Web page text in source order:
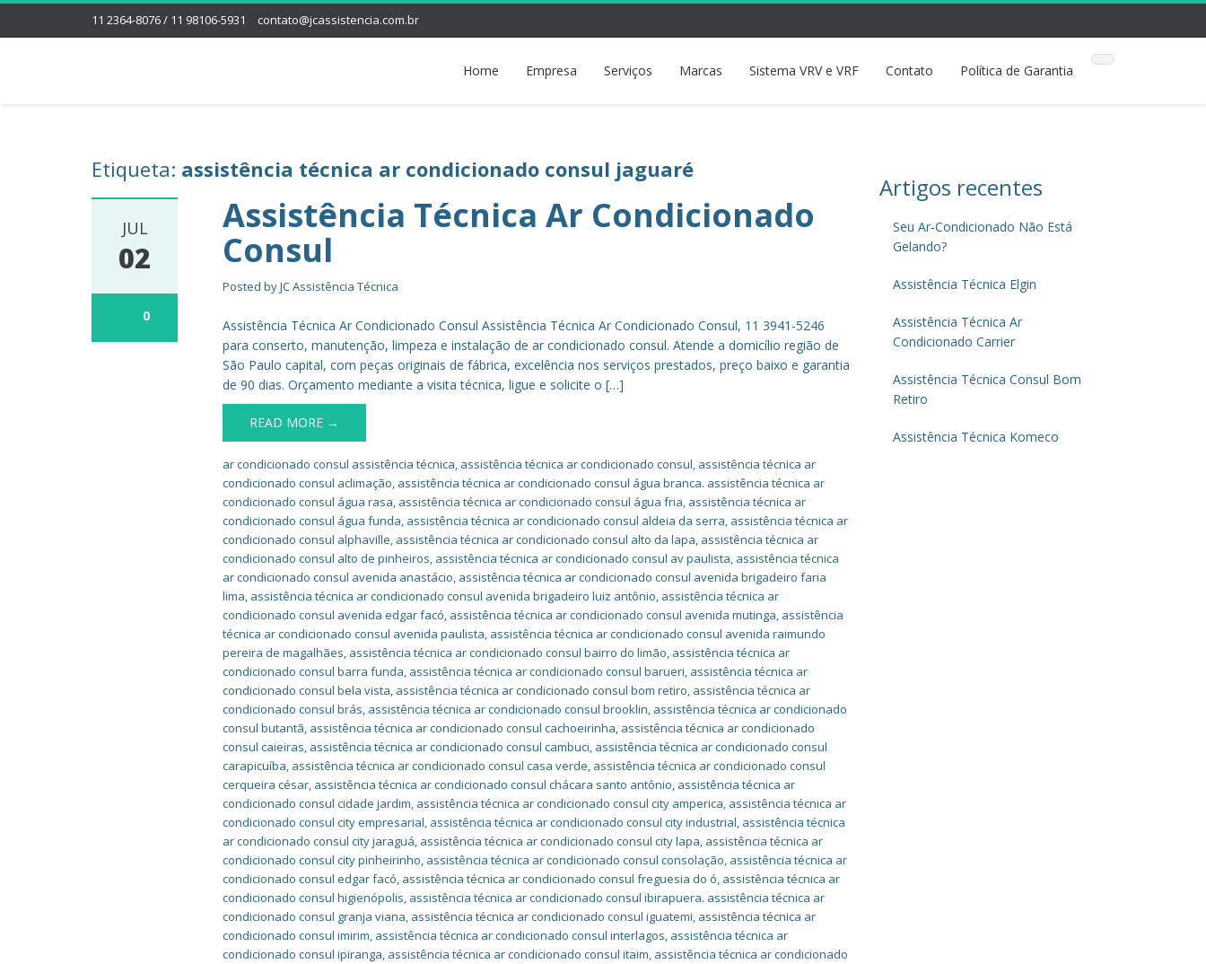
11 2364-8076 / 11 98106-5931 contato@jcassistencia.com.br
Home Empresa Serviços Marcas Sistema VRV e VRF Contato Política de Garantia
Etiqueta: assistência técnica ar condicionado consul jaguaré
JUL
02
0
Assistência Técnica Ar Condicionado
Consul
Posted byJC Assistência Técnica
Assistência Técnica Ar Condicionado Consul Assistência Técnica Ar Condicionado Consul, 11 3941-5246
para conserto, manutenção, limpeza e instalação de ar condicionado consul. Atende a domicílio região de
São Paulo capital, com peças originais de fábrica, excelência nos serviços prestados, preço baixo e garantia
de 90 dias. Orçamento mediante a visita técnica, ligue e solicite o […]
READ MORE →
ar condicionado consul assistência técnica, assistência técnica ar condicionado consul, assistência técnica ar
condicionado consul aclimação, assistência técnica ar condicionado consul água branca. assistência técnica ar
condicionado consul água rasa, assistência técnica ar condicionado consul água fria, assistência técnica ar
condicionado consul água funda, assistência técnica ar condicionado consul aldeia da serra, assistência técnica ar
condicionado consul alphaville, assistência técnica ar condicionado consul alto da lapa, assistência técnica ar
condicionado consul alto de pinheiros, assistência técnica ar condicionado consul av paulista, assistência técnica
ar condicionado consul avenida anastácio, assistência técnica ar condicionado consul avenida brigadeiro faria
lima, assistência técnica ar condicionado consul avenida brigadeiro luiz antônio, assistência técnica ar
condicionado consul avenida edgar facó, assistência técnica ar condicionado consul avenida mutinga, assistência
técnica ar condicionado consul avenida paulista, assistência técnica ar condicionado consul avenida raimundo
pereira de magalhães, assistência técnica ar condicionado consul bairro do limão, assistência técnica ar
condicionado consul barra funda, assistência técnica ar condicionado consul barueri, assistência técnica ar
condicionado consul bela vista, assistência técnica ar condicionado consul bom retiro, assistência técnica ar
condicionado consul brás, assistência técnica ar condicionado consul brooklin, assistência técnica ar condicionado
consul butantã, assistência técnica ar condicionado consul cachoeirinha, assistência técnica ar condicionado
consul caieiras, assistência técnica ar condicionado consul cambuci, assistência técnica ar condicionado consul
carapicuíba, assistência técnica ar condicionado consul casa verde, assistência técnica ar condicionado consul
cerqueira césar, assistência técnica ar condicionado consul chácara santo antônio, assistência técnica ar
condicionado consul cidade jardim, assistência técnica ar condicionado consul city amperica, assistência técnica ar
condicionado consul city empresarial, assistência técnica ar condicionado consul city industrial, assistência técnica
ar condicionado consul city jaraguá, assistência técnica ar condicionado consul city lapa, assistência técnica ar
condicionado consul city pinheirinho, assistência técnica ar condicionado consul consolação, assistência técnica ar
condicionado consul edgar facó, assistência técnica ar condicionado consul freguesia do ó, assistência técnica ar
condicionado consul higienópolis, assistência técnica ar condicionado consul ibirapuera. assistência técnica ar
condicionado consul granja viana, assistência técnica ar condicionado consul iguatemi, assistência técnica ar
condicionado consul imirim, assistência técnica ar condicionado consul interlagos, assistência técnica ar
condicionado consul ipiranga, assistência técnica ar condicionado consul itaim, assistência técnica ar condicionado
Artigos recentes
Seu Ar-Condicionado Não Está
Gelando?
Assistência Técnica Elgin
Assistência Técnica Ar
Condicionado Carrier
Assistência Técnica Consul Bom
Retiro
Assistência Técnica Komeco